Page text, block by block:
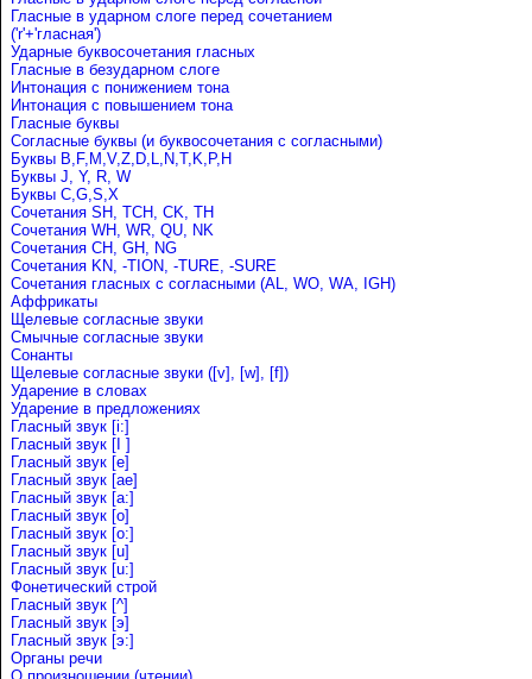
Гласные в ударном слоге перед сочетанием
('r'+'гласная')
Ударные буквосочетания гласных
Гласные в безударном слоге
Интонация с понижением тона
Интонация с повышением тона
Гласные буквы
Согласные буквы (и буквосочетания с согласными)
Буквы B,F,M,V,Z,D,L,N,T,K,P,H
Буквы J, Y, R, W
Буквы C,G,S,X
Сочетания SH, TCH, CK, TH
Сочетания WH, WR, QU, NK
Сочетания CH, GH, NG
Сочетания KN, -TION, -TURE, -SURE
Сочетания гласных с согласными (AL, WO, WA, IGH)
Аффрикаты
Щелевые согласные звуки
Cмычные согласные звуки
Сонанты
Щелевые согласные звуки ([v], [w], [f])
Ударение в словах
Ударениe в предложениях
Гласный звук [i:]
Гласный звук [I ]
Гласный звук [e]
Гласный звук [ae]
Гласный звук [a:]
Гласный звук [o]
Гласный звук [o:]
Гласный звук [u]
Гласный звук [u:]
Фонетический строй
Гласный звук [^]
Гласный звук [э]
Гласный звук [э:]
Органы речи